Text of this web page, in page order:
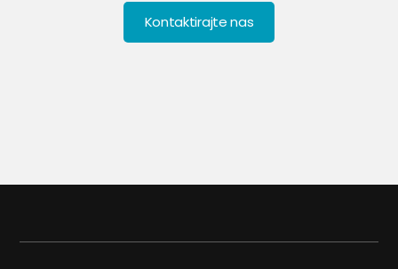
Kontaktirajte nas